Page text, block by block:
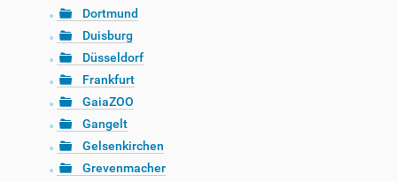
Dortmund
Duisburg
Düsseldorf
Frankfurt
GaiaZOO
Gangelt
Gelsenkirchen
Grevenmacher